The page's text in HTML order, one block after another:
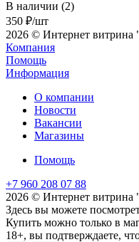
В наличии (2)
350 ₽/шт
2026 © Интернет витрина
Компания
Помощь
Информация
О компании
Новости
Вакансии
Магазины
Помощь
+7 960 208 07 88
2026 © Интернет витрина
Здесь вы можете
Купить можно только в
18+, вы подтверждаете,